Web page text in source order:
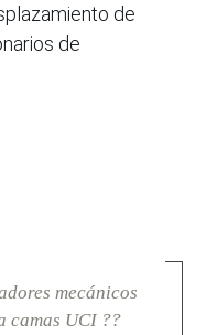
de
de
mecánicos
camas UCI ??